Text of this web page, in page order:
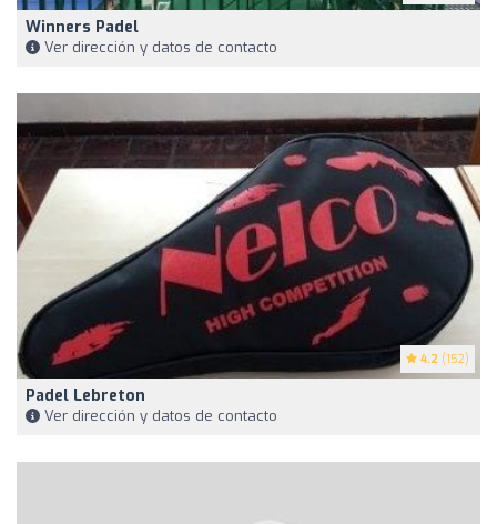
Winners Padel
Ver dirección y datos de contacto
4.2 (152)
Padel Lebreton
Ver dirección y datos de contacto